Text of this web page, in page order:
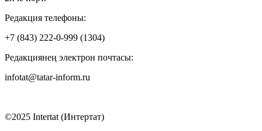
Редакция телефоны:
+7 (843) 222-0-999 (1304)
Редакциянең электрон почтасы:
infotat@tatar-inform.ru
©2025 Intertat (Интертат)